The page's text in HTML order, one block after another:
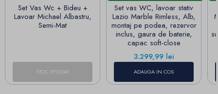
Set Vas Wc + Bideu +
Lavoar Michael Albastru,
Semi-Mat
STOC EPUIZAT
Set vas WC, lavoar stativ
Lazio Marble Rimless, Alb,
montaj pe podea, rezervor
inclus, gaura de baterie,
capac soft-close
Pret
3.299,99 lei
ADAUGA IN COS